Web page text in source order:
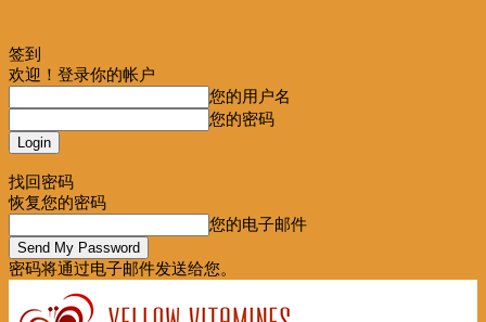
签到
欢迎！登录你的帐户
您的用户名
您的密码
找回密码
恢复您的密码
您的电子邮件
密码将通过电子邮件发送给您。